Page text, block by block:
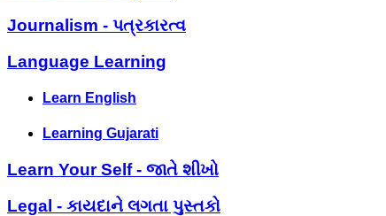
Journalism - પત્રકારત્વ
Language Learning
Learn English
Learning Gujarati
Learn Your Self - જાતે શીખો
Legal - કાયદાને લગતા પુસ્તકો